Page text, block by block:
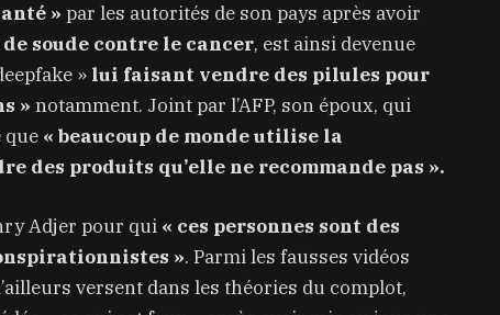
» par les autorités de son pays après avoir
soude contre le cancer, est ainsi devenue
» lui faisant vendre des pilules pour
» notamment. Joint par l’AFP, son époux, qui
que « beaucoup de monde utilise la
des produits qu’elle ne recommande pas ».
Adjer pour qui « ces personnes sont des
». Parmi les fausses vidéos
versent dans les théories du complot,